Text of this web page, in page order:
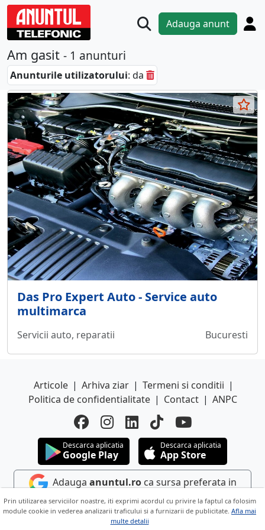
Adauga anunt
Am gasit - 1 anunturi
Anunturile utilizatorului: da
Das Pro Expert Auto - Service auto
multimarca
Servicii auto, reparatii Bucuresti
Articole | Arhiva ziar | Termeni si conditii |
Politica de confidentialitate | Contact | ANPC
Descarca aplicatia
Google Play
Descarca aplicatia
App Store
Adauga anuntul.roca sursa preferata in
Google
Copyright © 2026 ANUNTUL TELEFONIC
Prin utilizarea serviciilor noastre, iti exprimi acordul cu privire la faptul ca folosim
module cookie in vederea analizarii traficului si a furnizarii de publicitate. Afla mai
multe detalii